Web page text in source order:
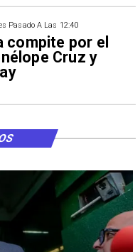
Pasado A Las 12:40
por el
Cruz y